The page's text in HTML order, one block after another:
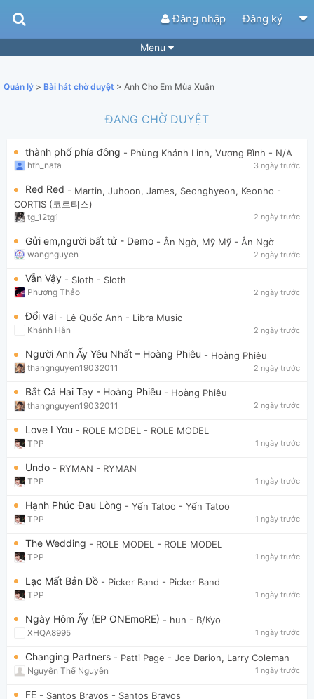
Đăng nhập Đăng ký
Menu
Tìm theo hợp âm Tải ứng dụng
Khóa học
Tắt quảng cáo
Quản lý > Bài hát chờ duyệt > Anh Cho Em Mùa Xuân
ĐANG CHỜ DUYỆT
thành phố phía đông - Phùng Khánh Linh, Vương Bình - N/A
hth_nata 3 ngày trước
Red Red - Martin, Juhoon, James, Seonghyeon, Keonho -
CORTIS (코르티스)
tg_12tg1 2 ngày trước
Gửi em,người bất tử - Demo - Ân Ngờ, Mỹ Mỹ - Ân Ngờ
wangnguyen 2 ngày trước
Vẫn Vậy - Sloth - Sloth
Phương Thảo 2 ngày trước
Đổi vai - Lê Quốc Anh - Libra Music
Khánh Hân 2 ngày trước
Người Anh Ấy Yêu Nhất – Hoàng Phiêu - Hoàng Phiêu
thangnguyen19032011 2 ngày trước
Bắt Cá Hai Tay - Hoàng Phiêu - Hoàng Phiêu
thangnguyen19032011 2 ngày trước
Love I You - ROLE MODEL - ROLE MODEL
TPP 1 ngày trước
Undo - RYMAN - RYMAN
TPP 1 ngày trước
Hạnh Phúc Đau Lòng - Yến Tatoo - Yến Tatoo
TPP 1 ngày trước
The Wedding - ROLE MODEL - ROLE MODEL
TPP 1 ngày trước
Lạc Mất Bản Đồ - Picker Band - Picker Band
TPP 1 ngày trước
Ngày Hôm Ấy (EP ONEmoRE) - hun - B/Kyo
XHQA8995 1 ngày trước
Changing Partners - Patti Page - Joe Darion, Larry Coleman
Nguyễn Thế Nguyên 1 ngày trước
FE - Santos Bravos - Santos Bravos